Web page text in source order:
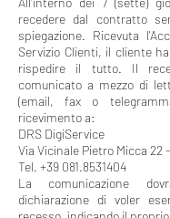
recedere dal contratto
spiegazione. Ricevuta
Servizio Clienti, il cliente
rispedire il tutto. Il
comunicato a mezzo di
(email, fax o
ricevimento a:
DRS DigiService
Via Vicinale Pietro Micca 22
Tel. +39 081.8531404
La comunicazione
dichiarazione di voler